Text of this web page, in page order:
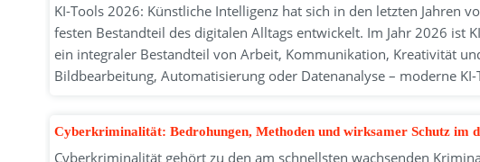
KI-Tools 2026: Künstliche Intelligenz hat sich in den letzten Jahren
festen Bestandteil des digitalen Alltags entwickelt. Im Jahr 2026 ist
ein integraler Bestandteil von Arbeit, Kommunikation, Kreativität
Bildbearbeitung, Automatisierung oder Datenanalyse – moderne
Cyberkriminalität: Bedrohungen, Methoden und wirksamer Schutz im
Cyberkriminalität gehört zu den am schnellsten wachsenden